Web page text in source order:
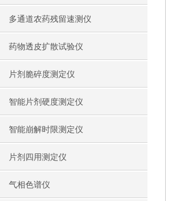
多通道农药残留速测仪
药物透皮扩散试验仪
片剂脆碎度测定仪
智能片剂硬度测定仪
智能崩解时限测定仪
片剂四用测定仪
气相色谱仪